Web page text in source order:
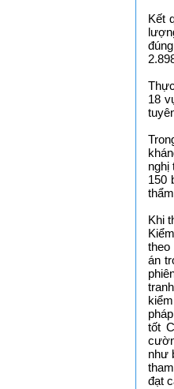
Kết
18
nghị
150
Khi
theo
án
tốt
như
đạt